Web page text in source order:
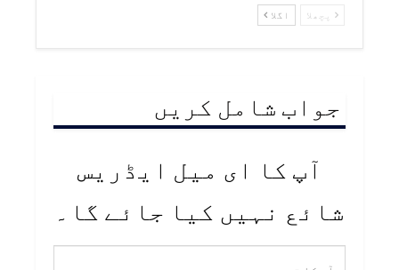
پچھلا اگلا
جواب شامل کریں
آپ کا ای میل ایڈریس
شائع نہیں کیا جائے گا۔